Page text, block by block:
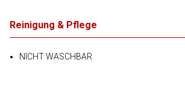
Reinigung & Pflege
NICHT WASCHBAR